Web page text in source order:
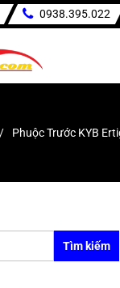
0938.395.022
Phuộc Trước KYB
Tìm kiếm